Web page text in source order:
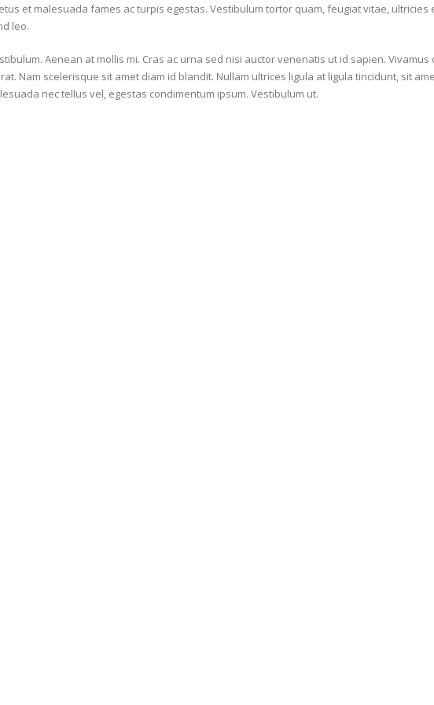
et malesuada fames ac turpis egestas. Vestibulum tortor quam, feugiat vitae,
leo.
Aenean at mollis mi. Cras ac urna sed nisi auctor venenatis ut id sapien.
Nam scelerisque sit amet diam id blandit. Nullam ultrices ligula at ligula tincidunt, sit
nec tellus vel, egestas condimentum ipsum. Vestibulum ut.